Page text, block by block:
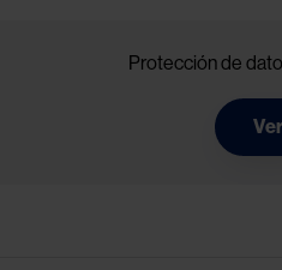
Protección de
Ver